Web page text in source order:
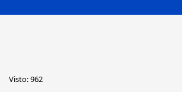
Visto: 962